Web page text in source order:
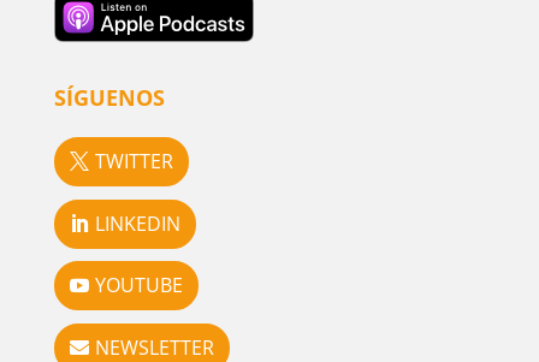
SÍGUENOS
TWITTER
LINKEDIN
YOUTUBE
NEWSLETTER